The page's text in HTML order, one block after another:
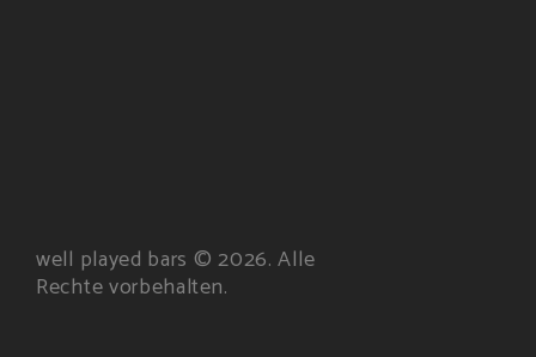
well played bars © 2026. Alle
Rechte vorbehalten.